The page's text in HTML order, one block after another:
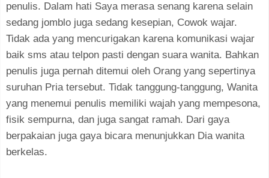
penulis. Dalam hati Saya merasa senang karena selain
sedang jomblo juga sedang kesepian, Cowok wajar.
Tidak ada yang mencurigakan karena komunikasi wajar
baik sms atau telpon pasti dengan suara wanita. Bahkan
penulis juga pernah ditemui oleh Orang yang sepertinya
suruhan Pria tersebut. Tidak tanggung-tanggung, Wanita
yang menemui penulis memiliki wajah yang mempesona,
fisik sempurna, dan juga sangat ramah. Dari gaya
berpakaian juga gaya bicara menunjukkan Dia wanita
berkelas.